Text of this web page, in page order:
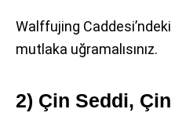
Walffujing
mutlaka uğramalısınız.
2) Çin Seddi, Çin